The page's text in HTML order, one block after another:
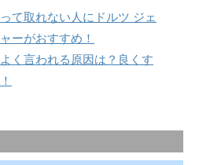
て取れない人にドルツ ジェ
ーがおすすめ！
く言われる原因は？良くす